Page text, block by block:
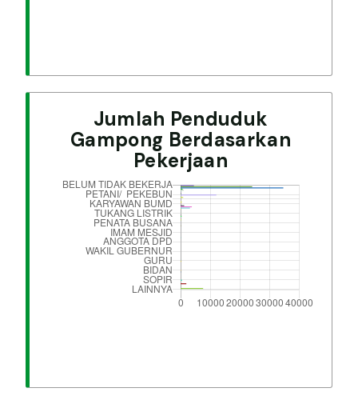
Jumlah Penduduk
Gampong Berdasarkan
Pekerjaan